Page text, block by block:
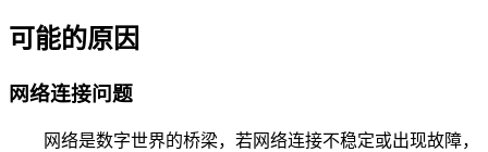
可能的原因
网络连接问题
网络是数字世界的桥梁，若网络连接不稳定或出现故障，